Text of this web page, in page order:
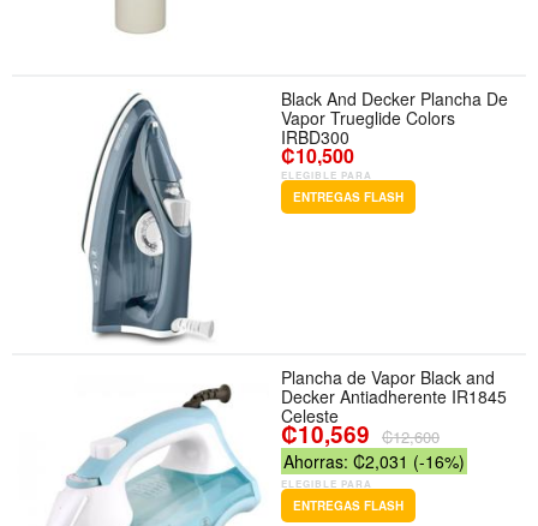
Black And Decker Plancha De
Vapor Trueglide Colors
IRBD300
₡10,500
ELEGIBLE PARA
ENTREGAS FLASH
Plancha de Vapor Black and
Decker Antiadherente IR1845
Celeste
₡10,569 ₡12,600
Ahorras: ₡2,031 (-16%)
ELEGIBLE PARA
ENTREGAS FLASH